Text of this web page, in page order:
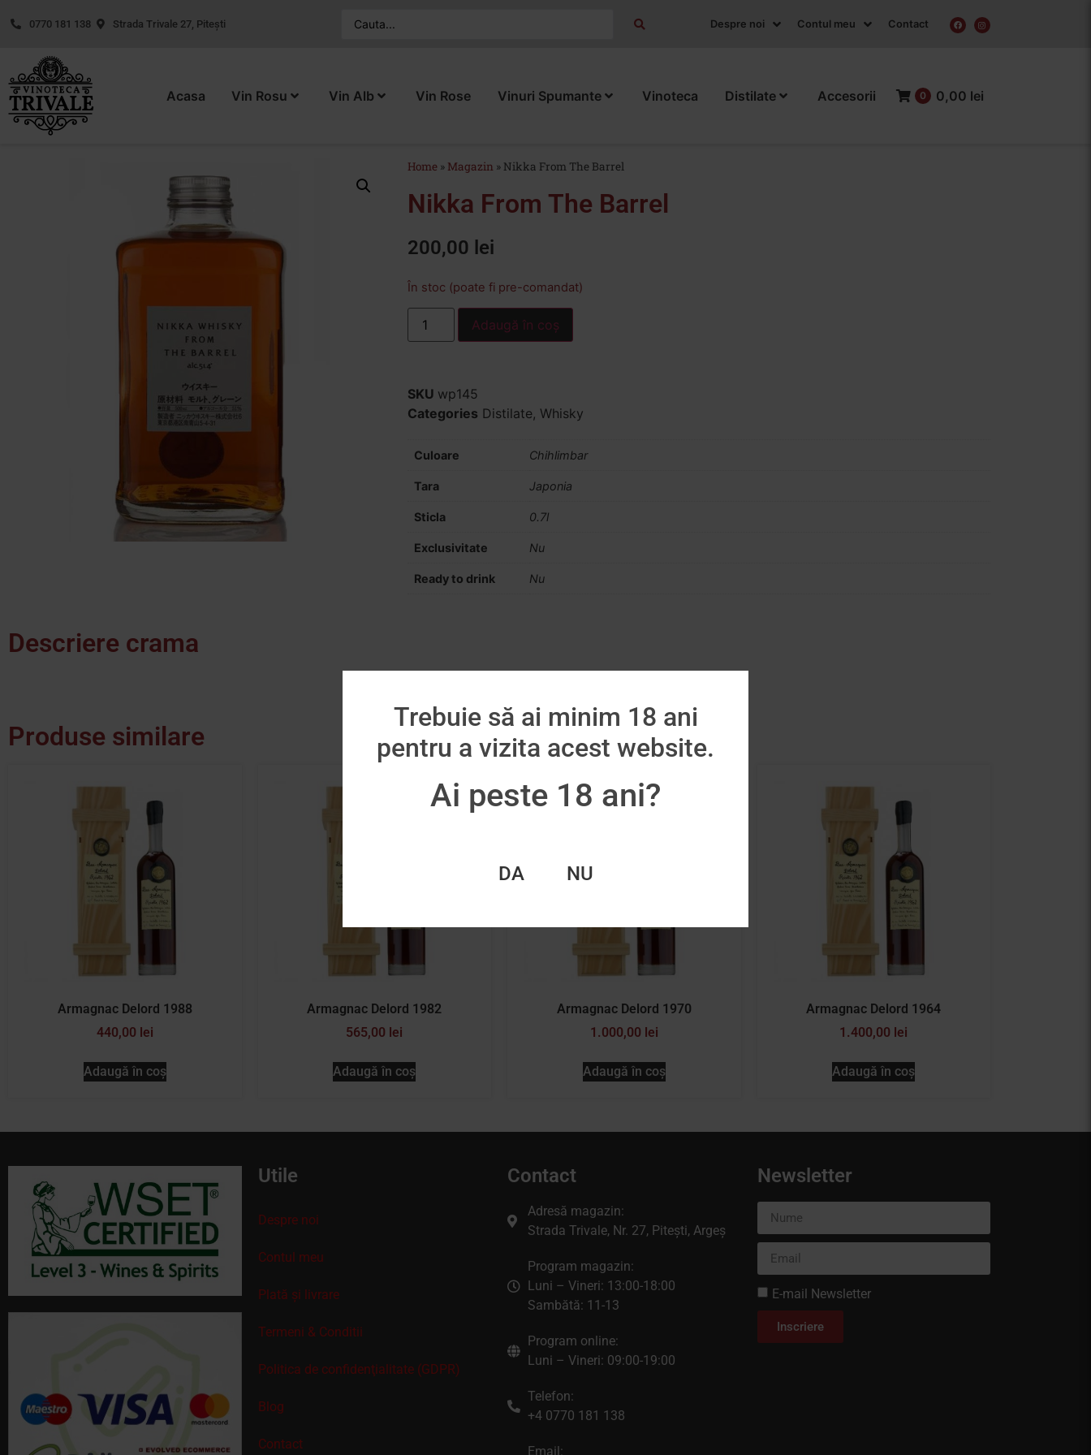
0770 181 138 Strada Trivale 27, Pitești Despre noi Contul meu Contact
Acasa Vin Rosu Vin Alb Vin Rose Vinuri Spumante Vinoteca Distilate Accesorii 0 0,00 lei
Home » Magazin » Nikka From The Barrel
Nikka From The Barrel
200,00 lei
În stoc (poate fi pre-comandat)
Adaugă în coș
SKU wp145
Categories Distilate, Whisky
Culoare Chihlimbar
Tara Japonia
Sticla 0.7l
Exclusivitate Nu
Ready to drink Nu
Descriere crama
Produse similare
Armagnac Delord 1988
440,00 lei
Adaugă în coș
Armagnac Delord 1982
565,00 lei
Adaugă în coș
Armagnac Delord 1970
1.000,00 lei
Adaugă în coș
Armagnac Delord 1964
1.400,00 lei
Adaugă în coș
Utile
Despre noi
Contul meu
Plată și livrare
Termeni & Conditii
Politica de confidenţialitate (GDPR)
Blog
Contact
Contact
Adresă magazin:
Strada Trivale, Nr. 27, Pitești, Argeș
Program magazin:
Luni – Vineri: 13:00-18:00
Sambătă: 11-13
Program online:
Luni – Vineri: 09:00-19:00
Telefon:
+4 0770 181 138
Email:
Newsletter
E-mail Newsletter
Inscriere
Trebuie să ai minim 18 ani
pentru a vizita acest website.
Ai peste 18 ani?
DA NU